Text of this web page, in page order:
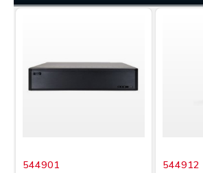
544901 544912